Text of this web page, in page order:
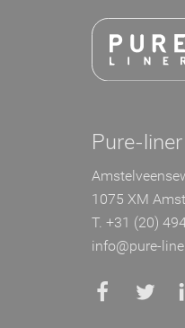
Pure-
1075 XM
T. +31 (20)
info@pure-